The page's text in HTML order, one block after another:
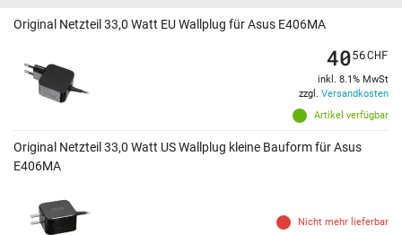
Original Netzteil 33,0 Watt EU Wallplug für Asus E406MA
Artikel verfügbar
4056CHF
inkl. 8.1% MwSt
zzgl. Versandkosten
Original Netzteil 33,0 Watt US Wallplug kleine Bauform für Asus
E406MA
Nicht mehr lieferbar